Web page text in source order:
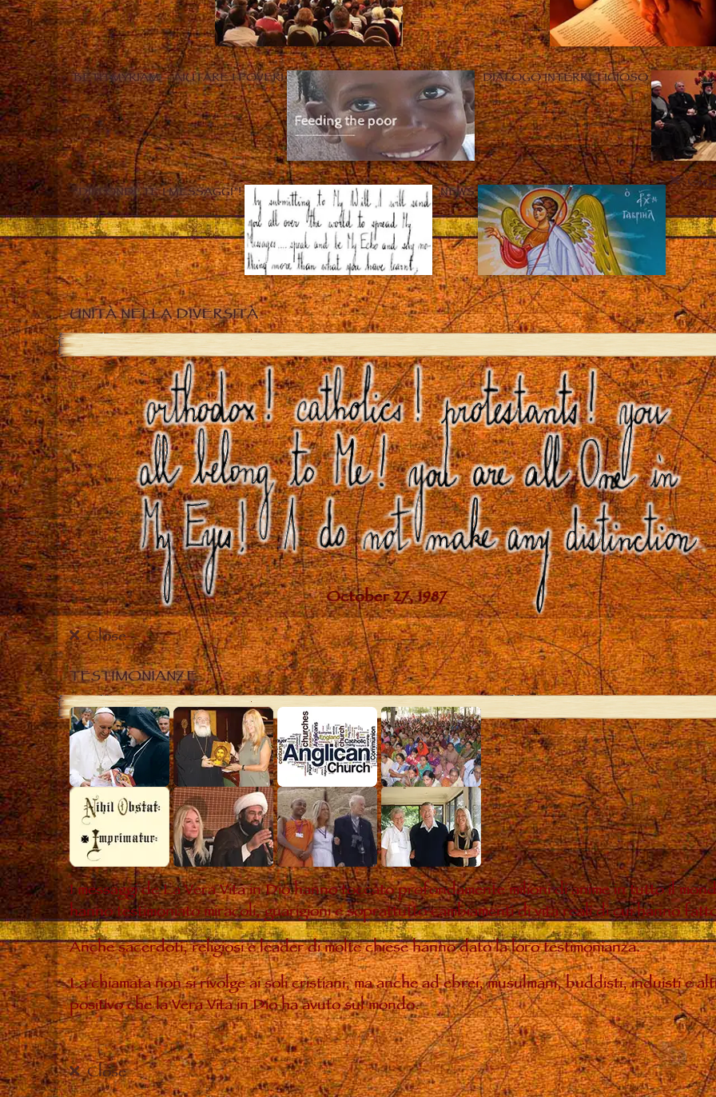
BETH MYRIAM – AIUTARE I POVERI DIALOGO INTERRELIGIOSO
“DIFFONDETE I MESSAGGI”! NEWS
UNITÀ NELLA DIVERSITÀ
Close
TESTIMONIANZE
I messaggi de La Vera Vita in Dio hanno toccato profondamente milioni di anime in tutto il
hanno testimoniato miracoli, guarigioni e soprattutto cambiamenti di vita reali di cui hanno
Anche sacerdoti, religiosi e leader di molte chiese hanno dato la loro testimonianza.
La chiamata non si rivolge ai soli cristiani, ma anche ad ebrei, musulmani, buddisti, induisti e
positivo che la Vera Vita in Dio ha avuto sul mondo.
Close